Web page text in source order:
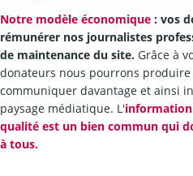
Notre modèle économique : vos
rémunérer nos journalistes
de maintenance du site. Grâce à
donateurs nous pourrons
communiquer davantage et ainsi
paysage médiatique. L'
qualité est un bien commun qui
à tous.